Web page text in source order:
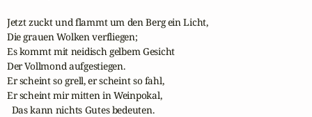
Jetzt zuckt und flammt um den Berg ein Licht,
Die grauen Wolken verfliegen;
Es kommt mit neidisch gelbem Gesicht
Der Vollmond aufgestiegen.
Er scheint so grell, er scheint so fahl,
Er scheint mir mitten in Weinpokal,
  Das kann nichts Gutes bedeuten.